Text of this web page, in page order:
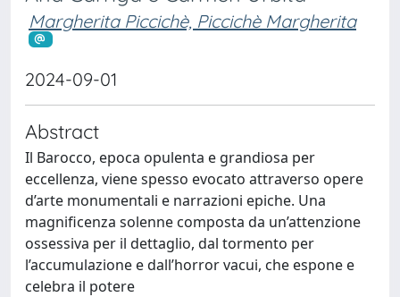
Margherita Piccichè, Piccichè Margherita
2024-09-01
Abstract
Il Barocco, epoca opulenta e grandiosa per
eccellenza, viene spesso evocato attraverso opere
d’arte monumentali e narrazioni epiche. Una
magnificenza solenne composta da un’attenzione
ossessiva per il dettaglio, dal tormento per
l’accumulazione e dall’horror vacui, che espone e
celebra il potere